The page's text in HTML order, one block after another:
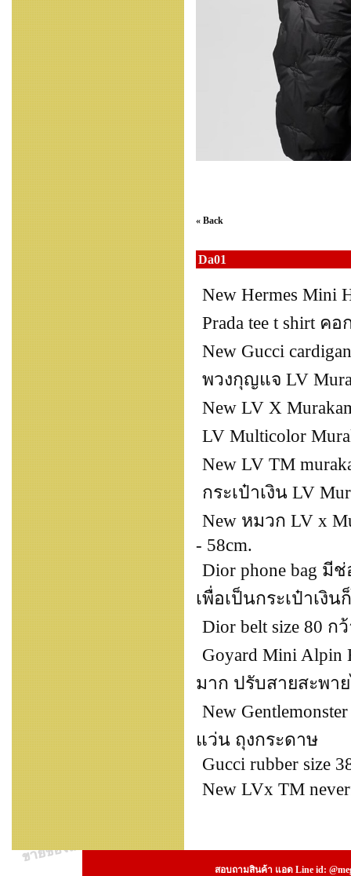
« Back
Da01
New Hermes Mini
Prada tee t shirt
New Gucci
พวงกุญแจ LV
New LV X
LV Multicolor
New LV TM
กระเป๋าเงิน LV
New หมวก LV x
- 58cm.
Dior phone bag
เพื่อเป็นกระเป๋าเงิน
Dior belt size 80 ก
Goyard Mini Alpin
มาก ปรับสายสะพา
New
แว่น ถุงกระดาษ
Gucci rubber size
New LVx TM
สอบถามสินค้า แอด Line id: